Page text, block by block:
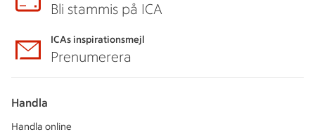
Bli stammis på ICA
ICAs inspirationsmejl
Prenumerera
Handla
Handla online